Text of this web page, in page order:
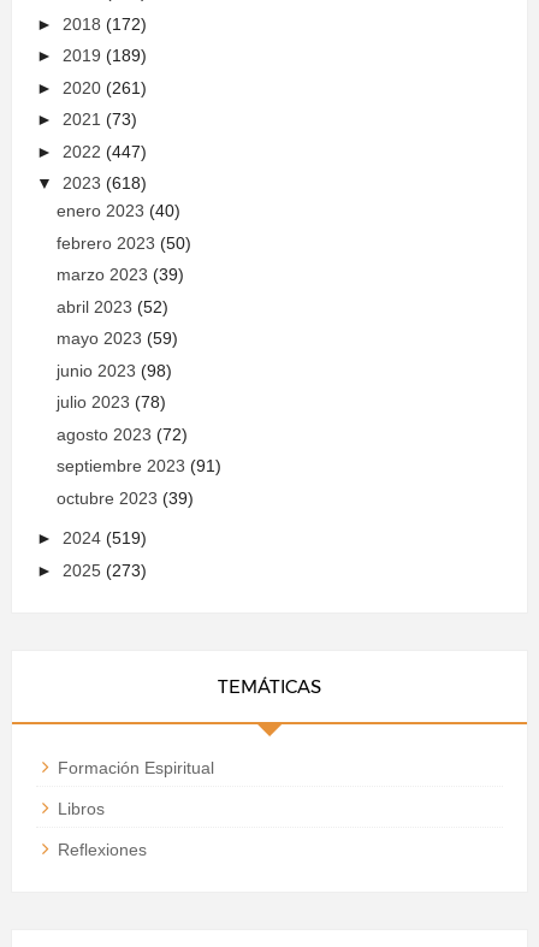
► 2018 (172)
► 2019 (189)
► 2020 (261)
► 2021 (73)
► 2022 (447)
▼ 2023 (618)
enero 2023 (40)
febrero 2023 (50)
marzo 2023 (39)
abril 2023 (52)
mayo 2023 (59)
junio 2023 (98)
julio 2023 (78)
agosto 2023 (72)
septiembre 2023 (91)
octubre 2023 (39)
► 2024 (519)
► 2025 (273)
TEMÁTICAS
Formación Espiritual
Libros
Reflexiones